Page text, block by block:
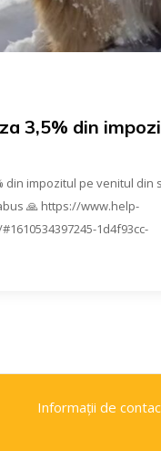
3,5% din
din impozitul pe venitul din
🙏 https://www.help-
1d4f93cc-
Informații de